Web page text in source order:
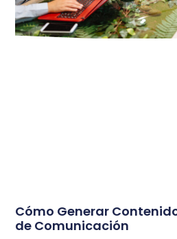
Cómo Generar
de Comunicación